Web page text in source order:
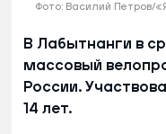
Фото: Василий Петров/
В Лабытнанги в
массовый
России.
14 лет.